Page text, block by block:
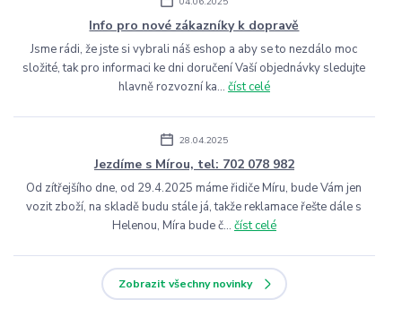
Info pro nové zákazníky k dopravě
Jsme rádi, že jste si vybrali náš eshop a aby se to nezdálo moc
složité, tak pro informaci ke dni doručení Vaší objednávky sledujte
hlavně rozvozní ka... číst celé
28.04.2025
Jezdíme s Mírou, tel: 702 078 982
Od zítřejšího dne, od 29.4.2025 máme řidiče Míru, bude Vám jen
vozit zboží, na skladě budu stále já, takže reklamace řešte dále s
Helenou, Míra bude č... číst celé
Zobrazit všechny novinky